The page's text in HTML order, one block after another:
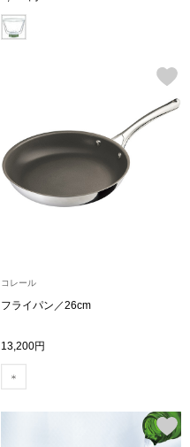
チュニック
ボトムス
スカート
コレール
フライパン／26cm
13,200円